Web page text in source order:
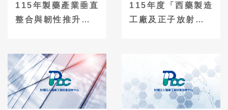
115年製藥產業垂直
整合與韌性推升計
115年度「西藥製造
工廠及正子放射同